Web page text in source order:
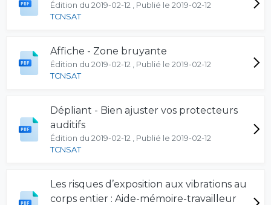
Édition du 2019-02-12 , Publié le 2019-02-12
TCNSAT
Affiche - Zone bruyante
Édition du 2019-02-12 , Publié le 2019-02-12
TCNSAT
Dépliant - Bien ajuster vos protecteurs
auditifs
Édition du 2019-02-12 , Publié le 2019-02-12
TCNSAT
Les risques d’exposition aux vibrations au
corps entier : Aide-mémoire-travailleur